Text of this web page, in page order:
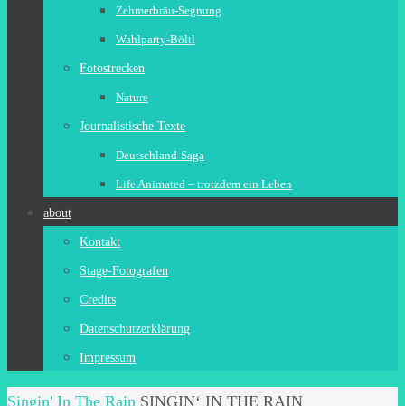
Zehmerbräu-Segnung
Wahlparty-Böltl
Fotostrecken
Nature
Journalistische Texte
Deutschland-Saga
Life Animated – trotzdem ein Leben
about
Kontakt
Stage-Fotografen
Credits
Datenschutzerklärung
Impressum
Start
Singin' In The Rain SINGIN‘ IN THE RAIN